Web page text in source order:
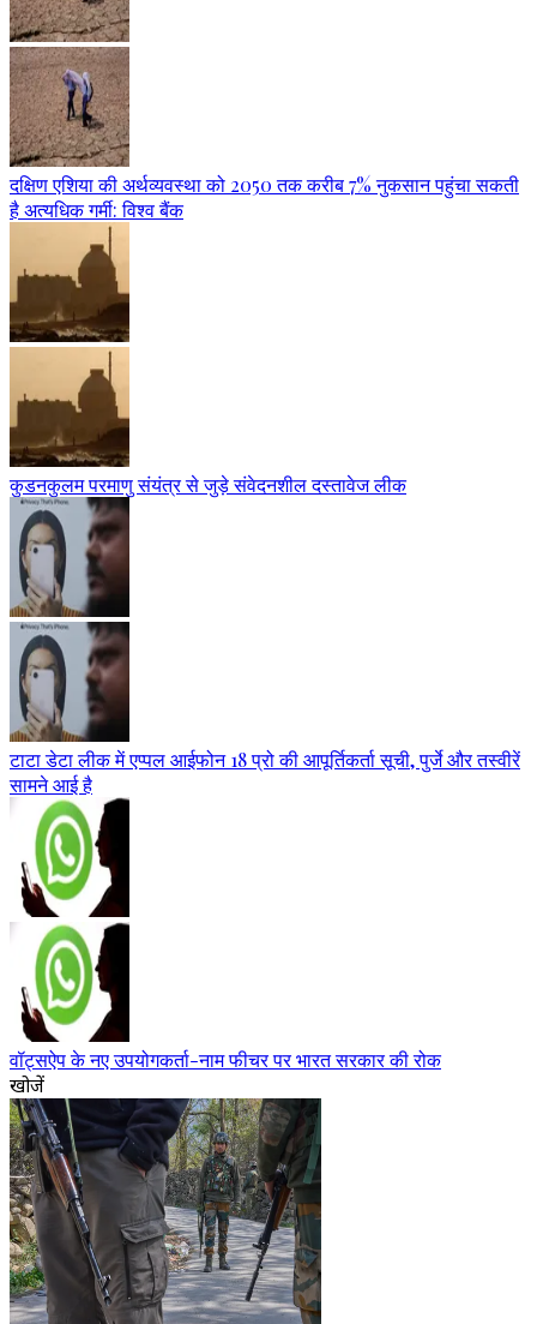
दक्षिण एशिया की अर्थव्यवस्था को 2050 तक करीब 7% नुकसान पहुंचा सकती
है अत्यधिक गर्मी: विश्व बैंक
कुडनकुलम परमाणु संयंत्र से जुड़े संवेदनशील दस्तावेज लीक
टाटा डेटा लीक में एप्पल आईफोन 18 प्रो की आपूर्तिकर्ता सूची, पुर्जे और तस्वीरें
सामने आई है
वॉट्सऐप के नए उपयोगकर्ता-नाम फीचर पर भारत सरकार की रोक
खोजें